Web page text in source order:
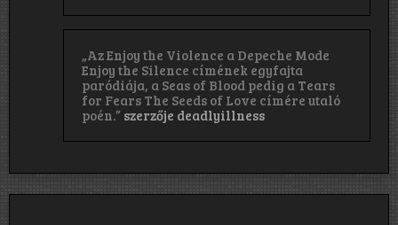
„Az Enjoy the Violence a Depeche Mode
Enjoy the Silence címének egyfajta
paródiája, a Seas of Blood pedig a Tears
for Fears The Seeds of Love címére utaló
poén.” szerzője deadlyillness